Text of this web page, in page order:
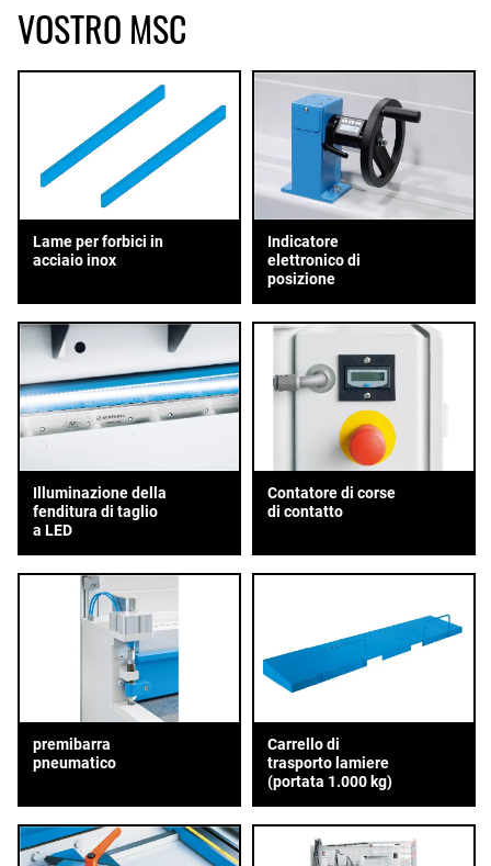
VOSTRO MSC
Lame per forbici in
acciaio inox
Indicatore
elettronico di
posizione
Illuminazione della
fenditura di taglio
a LED
Contatore di corse
di contatto
premibarra
pneumatico
Carrello di
trasporto lamiere
(portata 1.000 kg)